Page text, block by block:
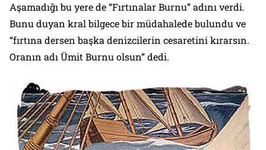
Aşamadığı bu yere de “Fırtınalar Burnu” adını verdi.
Bunu duyan kral bilgece bir müdahalede bulundu ve
“fırtına dersen başka denizcilerin cesaretini kırarsın.
Oranın adı Ümit Burnu olsun” dedi.